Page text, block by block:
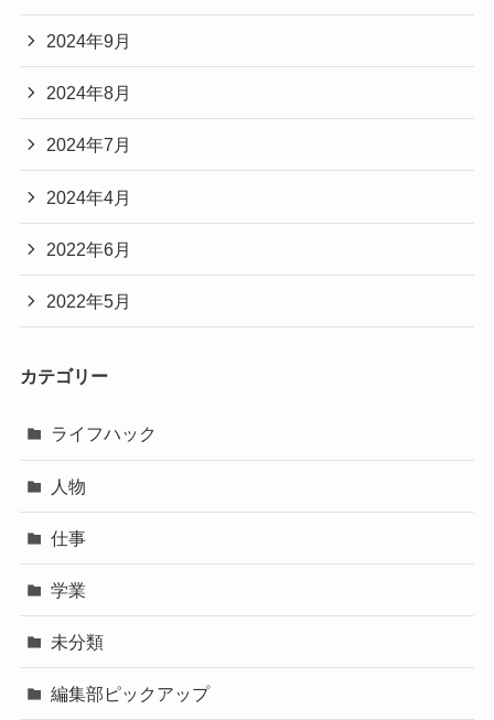
2024年9月
2024年8月
2024年7月
2024年4月
2022年6月
2022年5月
カテゴリー
ライフハック
人物
仕事
学業
未分類
編集部ピックアップ